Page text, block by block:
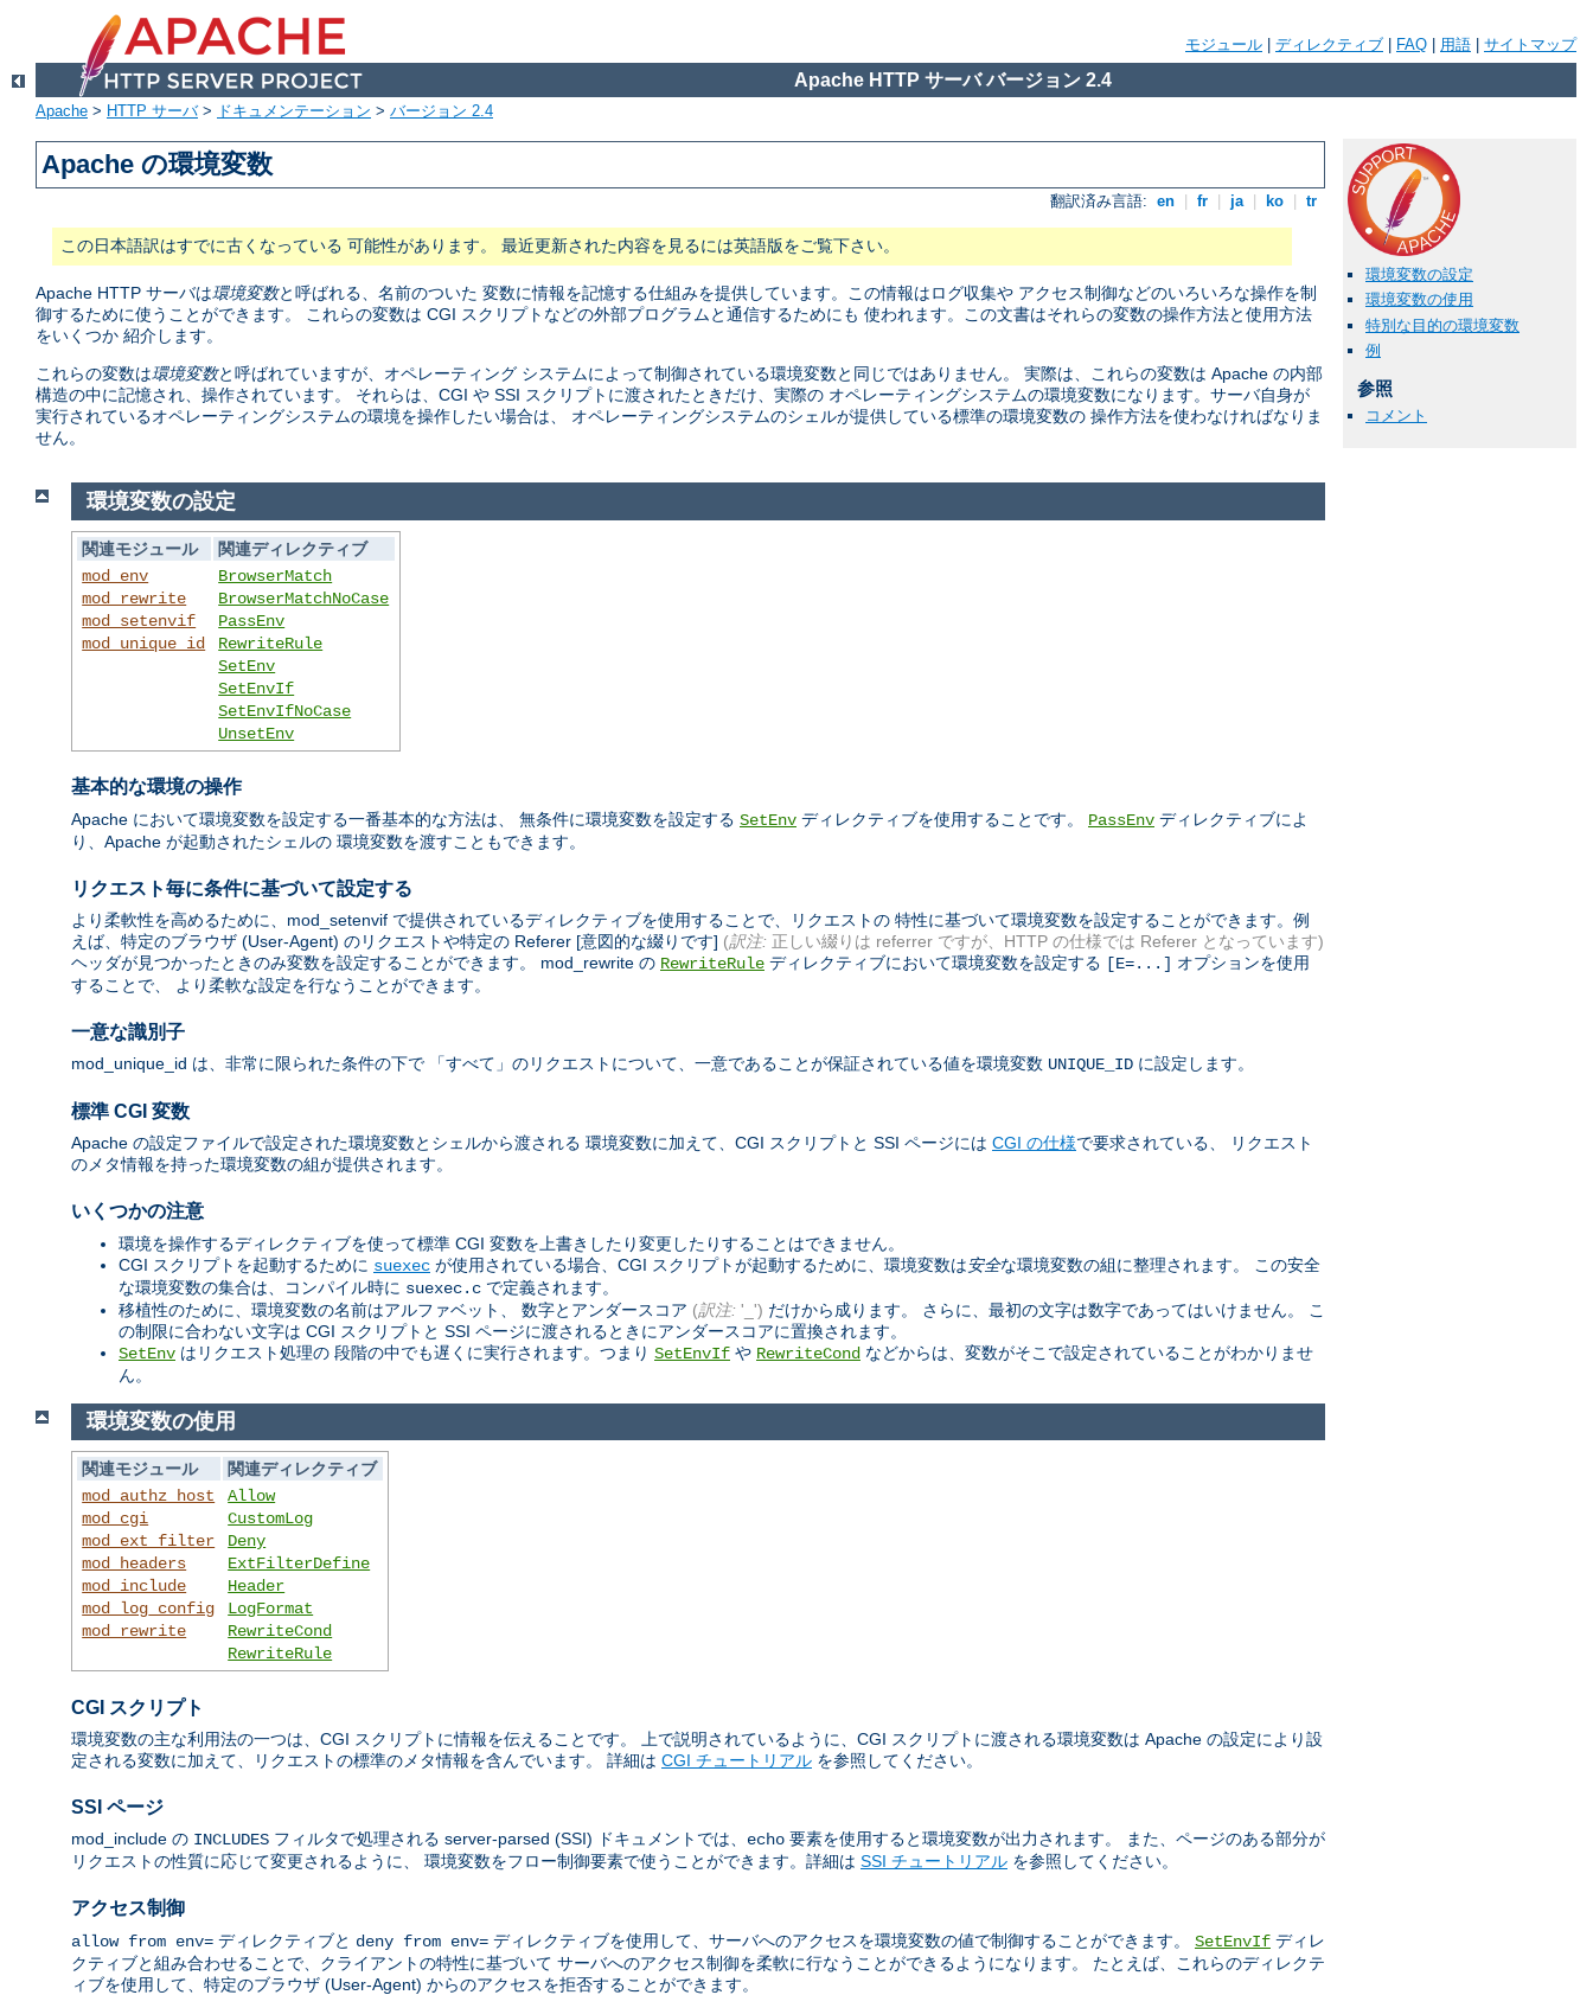
モジュール ディレクティブ FAQ 用語 サイトマップ
Apache HTTP サーバ バージョン 2.4
Apache > HTTP サーバ> ドキュメンテーション > バージョン 2.4
Apache の環境変数
翻訳済み言語: en fr ja ko tr
この日本語訳はすでに古くなっている 可能性があります。 最近更新された内容を見るには英語版をご覧下さい。
Apache HTTP サーバは環境変数と呼ばれる、名前のついた 変数に情報を記憶する仕組みを提供しています。この情報はログ収集や アクセス制御などのいろいろな操作を制
御するために使うことができます。 これらの変数は CGI スクリプトなどの外部プログラムと通信するためにも 使われます。この文書はそれらの変数の操作方法と使用方法
をいくつか 紹介します。
これらの変数は環境変数と呼ばれていますが、オペレーティング システムによって制御されている環境変数と同じではありません。 実際は、これらの変数は Apache の内部
構造の中に記憶され、操作されています。 それらは、CGI や SSI スクリプトに渡されたときだけ、実際の オペレーティングシステムの環境変数になります。サーバ自身が
実行されているオペレーティングシステムの環境を操作したい場合は、 オペレーティングシステムのシェルが提供している標準の環境変数の 操作方法を使わなければなりま
せん。
環境変数の設定
環境変数の使用
特別な目的の環境変数
例
参照
コメント
環境変数の設定
関連モジュール
関連ディレクティブ
mod_env
mod_rewrite
mod_setenvif
mod_unique_id
BrowserMatch
BrowserMatchNoCase
PassEnv
RewriteRule
SetEnv
SetEnvIf
SetEnvIfNoCase
UnsetEnv
基本的な環境の操作
Apache において環境変数を設定する一番基本的な方法は、 無条件に環境変数を設定する SetEnv ディレクティブを使用することです。 PassEnv ディレクティブによ
り、Apache が起動されたシェルの 環境変数を渡すこともできます。
リクエスト毎に条件に基づいて設定する
より柔軟性を高めるために、mod_setenvif で提供されているディレクティブを使用することで、リクエストの 特性に基づいて環境変数を設定することができます。例
えば、特定のブラウザ (User-Agent) のリクエストや特定の Referer [意図的な綴りです] (訳注: 正しい綴りは referrer ですが、HTTP の仕様では Referer となっています)
ヘッダが見つかったときのみ変数を設定することができます。 mod_rewrite の RewriteRule ディレクティブにおいて環境変数を設定する [E=...] オプションを使用
することで、 より柔軟な設定を行なうことができます。
一意な識別子
mod_unique_id は、非常に限られた条件の下で 「すべて」のリクエストについて、一意であることが保証されている値を環境変数 UNIQUE_ID に設定します。
標準 CGI 変数
Apache の設定ファイルで設定された環境変数とシェルから渡される 環境変数に加えて、CGI スクリプトと SSI ページには CGI の仕様で要求されている、 リクエスト
のメタ情報を持った環境変数の組が提供されます。
いくつかの注意
環境を操作するディレクティブを使って標準 CGI 変数を上書きしたり変更したりすることはできません。
CGI スクリプトを起動するために suexec が使用されている場合、CGI スクリプトが起動するために、環境変数は安全な環境変数の組に整理されます。 この安全
な環境変数の集合は、コンパイル時に suexec.c で定義されます。
移植性のために、環境変数の名前はアルファベット、 数字とアンダースコア (訳注: '_') だけから成ります。 さらに、最初の文字は数字であってはいけません。 こ
の制限に合わない文字は CGI スクリプトと SSI ページに渡されるときにアンダースコアに置換されます。
SetEnv はリクエスト処理の 段階の中でも遅くに実行されます。つまり SetEnvIf や RewriteCond などからは、変数がそこで設定されていることがわかりませ
ん。
環境変数の使用
関連モジュール
関連ディレクティブ
mod_authz_host
mod_cgi
mod_ext_filter
mod_headers
mod_include
mod_log_config
mod_rewrite
Allow
CustomLog
Deny
ExtFilterDefine
Header
LogFormat
RewriteCond
RewriteRule
CGI スクリプト
環境変数の主な利用法の一つは、CGI スクリプトに情報を伝えることです。 上で説明されているように、CGI スクリプトに渡される環境変数は Apache の設定により設
定される変数に加えて、リクエストの標準のメタ情報を含んでいます。 詳細は CGI チュートリアル を参照してください。
SSI ページ
mod_include の INCLUDES フィルタで処理される server-parsed (SSI) ドキュメントでは、 echo 要素を使用すると環境変数が出力されます。 また、ページのある部分が
リクエストの性質に応じて変更されるように、 環境変数をフロー制御要素で使うことができます。詳細は SSI チュートリアル を参照してください。
アクセス制御
allow from env= ディレクティブと deny from env= ディレクティブを使用して、サーバへのアクセスを環境変数の値で制御することができます。 SetEnvIf ディレ
クティブと組み合わせることで、クライアントの特性に基づいて サーバへのアクセス制御を柔軟に行なうことができるようになります。 たとえば、これらのディレクテ
ィブを使用して、特定のブラウザ (User-Agent) からのアクセスを拒否することができます。